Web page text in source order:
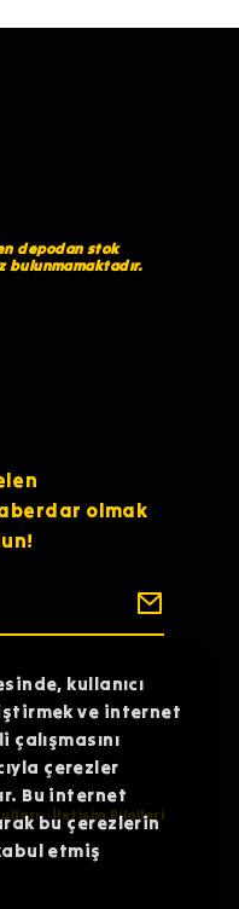
kullanıcı
ve internet
çerezler
Bu internet
bu çerezlerin
etmiş
depodan stok
bulunmamaktadır.
olmak
İletişim Bilgileri